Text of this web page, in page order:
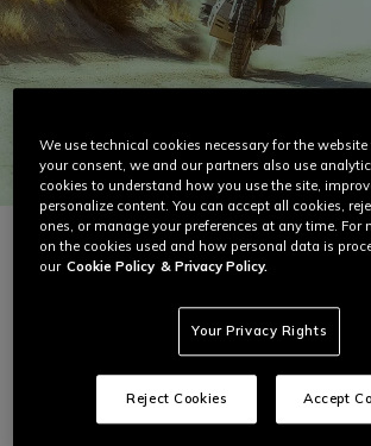
Beliebteste
We use technical cookies necessary for the
your consent, we and our partners also use
cookies to understand how you use the site,
personalize content. You can accept all cookies,
ones, or manage your preferences at any time. For
on the cookies used and how personal data is
our Cookie Policy & Privacy Policy.
Your Privacy Rights
Reject Cookies Accept